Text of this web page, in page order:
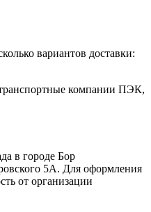
вариантов доставки:
компании ПЭК,
в городе Бор
5А. Для оформления
от организации